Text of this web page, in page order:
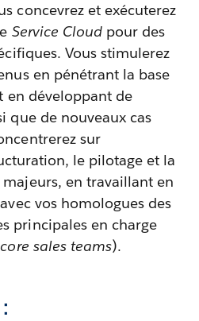
concevrez et exécuterez
Service Cloudpour des
Vous stimulerez
en pénétrant la base
en développant de
que de nouveaux cas
sur
le pilotage et la
en travaillant en
vos homologues des
principales en charge
core sales teams).